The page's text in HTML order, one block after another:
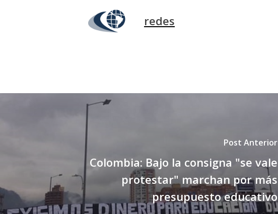
redes
Post Anterior
Colombia: Bajo la consigna "se vale
protestar" marchan por más
presupuesto educativo